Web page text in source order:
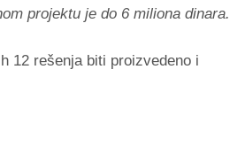
projektu je do 6 miliona dinara.
12 rešenja biti proizvedeno i